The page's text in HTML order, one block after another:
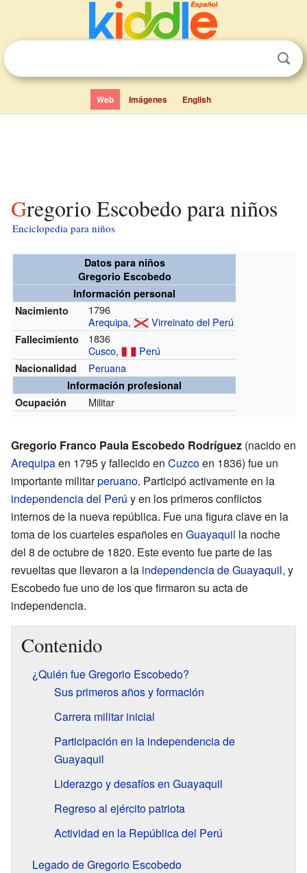
Web Imágenes English
Gregorio Escobedo para niños
Enciclopedia para niños
Datos para niños
Gregorio Escobedo
Información personal
Nacimiento
1796
Arequipa, Virreinato del Perú
Fallecimiento
1836
Cusco, Perú
Nacionalidad Peruana
Información profesional
Ocupación
Militar
Gregorio Franco Paula Escobedo Rodríguez (nacido en
Arequipaen 1795 y fallecido en Cuzcoen 1836) fue un
importante militarperuano. Participó activamente en la
independencia del Perú y en los primeros conflictos
internos de la nueva república. Fue una figura clave en la
toma de los cuarteles españoles en Guayaquil la noche
del 8 de octubre de 1820. Este evento fue parte de las
revueltas que llevaron a la independencia de Guayaquil, y
Escobedo fue uno de los que firmaron su acta de
independencia.
Contenido
¿Quién fue Gregorio Escobedo?
Sus primeros años y formación
Carrera militar inicial
Participación en la independencia de
Guayaquil
Liderazgo y desafíos en Guayaquil
Regreso al ejército patriota
Actividad en la República del Perú
Legado de Gregorio Escobedo